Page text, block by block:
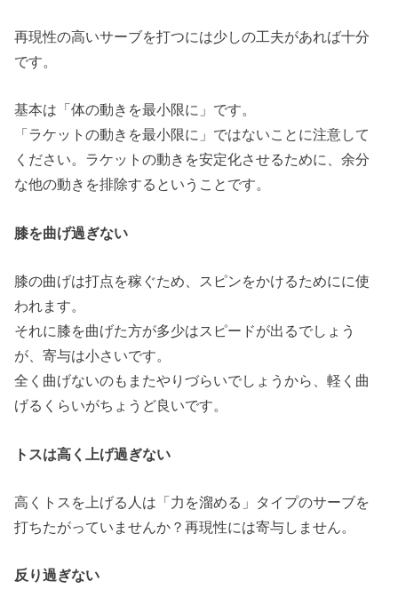
再現性の高いサーブを打つには少しの工夫があれば十分
です。
基本は「体の動きを最小限に」です。
「ラケットの動きを最小限に」ではないことに注意して
ください。ラケットの動きを安定化させるために、余分
な他の動きを排除するということです。
膝を曲げ過ぎない
膝の曲げは打点を稼ぐため、スピンをかけるためにに使
われます。
それに膝を曲げた方が多少はスピードが出るでしょう
が、寄与は小さいです。
全く曲げないのもまたやりづらいでしょうから、軽く曲
げるくらいがちょうど良いです。
トスは高く上げ過ぎない
高くトスを上げる人は「力を溜める」タイプのサーブを
打ちたがっていませんか？再現性には寄与しません。
反り過ぎない